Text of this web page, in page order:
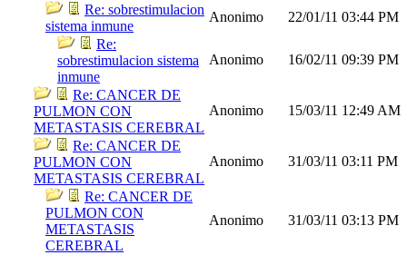
Re: sobrestimulacion
sistema inmune
Anonimo 22/01/11 03:44 PM
Re:
sobrestimulacion sistema
inmune
Anonimo 16/02/11 09:39 PM
Re: CANCER DE
PULMON CON
METASTASIS CEREBRAL
Anonimo 15/03/11 12:49 AM
Re: CANCER DE
PULMON CON
METASTASIS CEREBRAL
Anonimo 31/03/11 03:11 PM
Re: CANCER DE
PULMON CON
METASTASIS
CEREBRAL
Anonimo 31/03/11 03:13 PM